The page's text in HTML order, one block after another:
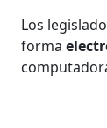
Los
forma